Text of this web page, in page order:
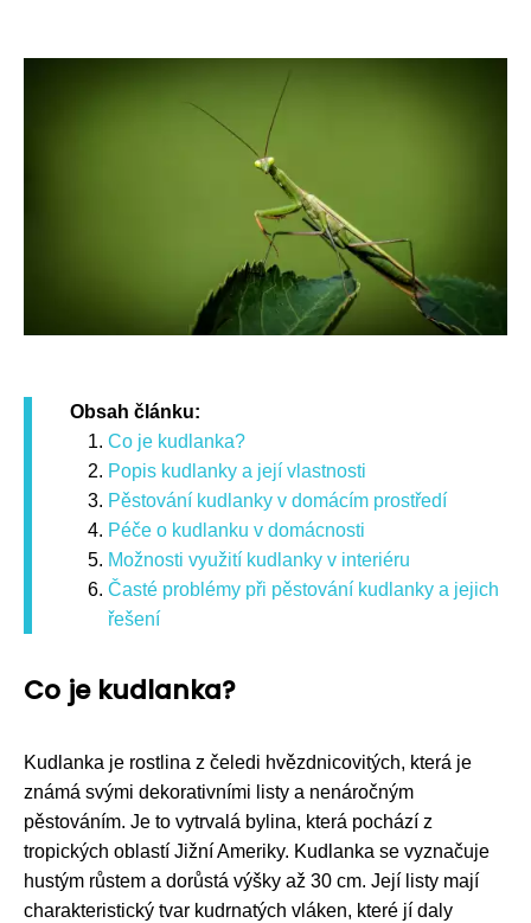
Obsah článku:
Co je kudlanka?
Popis kudlanky a její vlastnosti
Pěstování kudlanky v domácím prostředí
Péče o kudlanku v domácnosti
Možnosti využití kudlanky v interiéru
Časté problémy při pěstování kudlanky a jejich
řešení
Co je kudlanka?
Kudlanka je rostlina z čeledi hvězdnicovitých, která je
známá svými dekorativními listy a nenáročným
pěstováním. Je to vytrvalá bylina, která pochází z
tropických oblastí Jižní Ameriky. Kudlanka se vyznačuje
hustým růstem a dorůstá výšky až 30 cm. Její listy mají
charakteristický tvar kudrnatých vláken, které jí daly